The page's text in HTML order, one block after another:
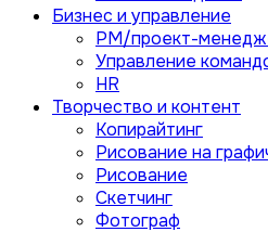
Бизнес и управление
PM/проект-
Управление
HR
Творчество и контент
Копирайтинг
Рисование на
Рисование
Скетчинг
Фотограф